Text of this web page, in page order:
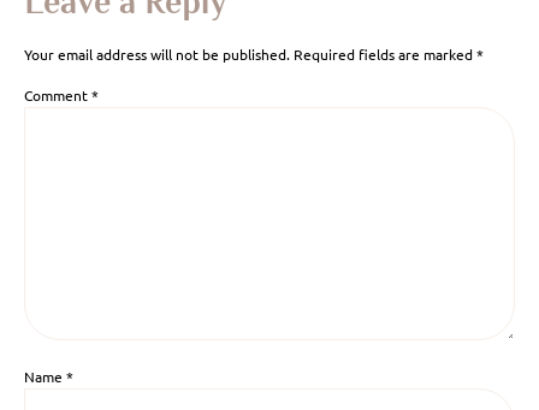
Your email address will not be published. Required fields are marked*
Comment*
Name *